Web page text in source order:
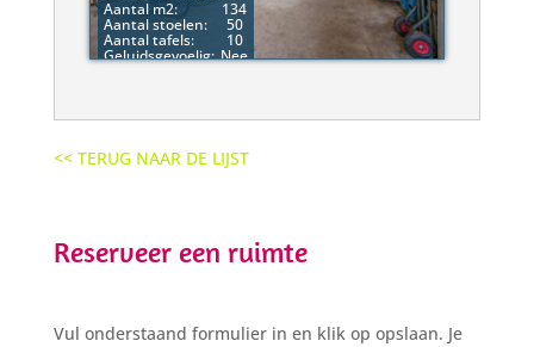
Aantal m2: 134
Aantal stoelen: 50
Aantal tafels: 10
Geluidsgevoelig: Nee
<< TERUG NAAR DE LIJST
Reserveer een ruimte
Vul onderstaand formulier in en klik op opslaan. Je